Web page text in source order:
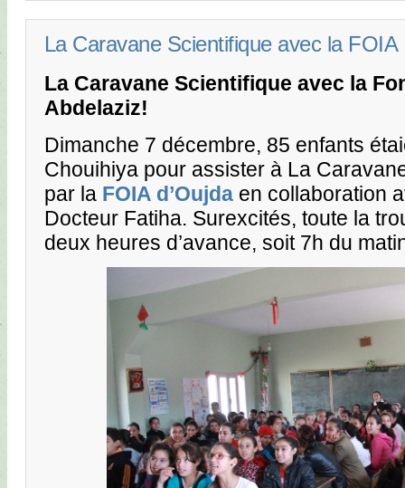
La Caravane Scientifique avec la FOIA
La Caravane Scientifique avec la
Abdelaziz!
Dimanche 7 décembre, 85 enfants
Chouihiya pour assister à La
par la FOIA d’Oujda en collaboration
Docteur Fatiha. Surexcités, toute la
deux heures d’avance, soit 7h du